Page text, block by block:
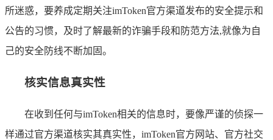
所迷惑，要养成定期关注imToken官方渠道发布的安全提示和
公告的习惯，及时了解最新的诈骗手段和防范方法,就像为自
己的安全防线不断加固。
核实信息真实性
在收到任何与imToken相关的信息时，要像严谨的侦探一
样通过官方渠道核实其真实性，imToken官方网站、官方社交